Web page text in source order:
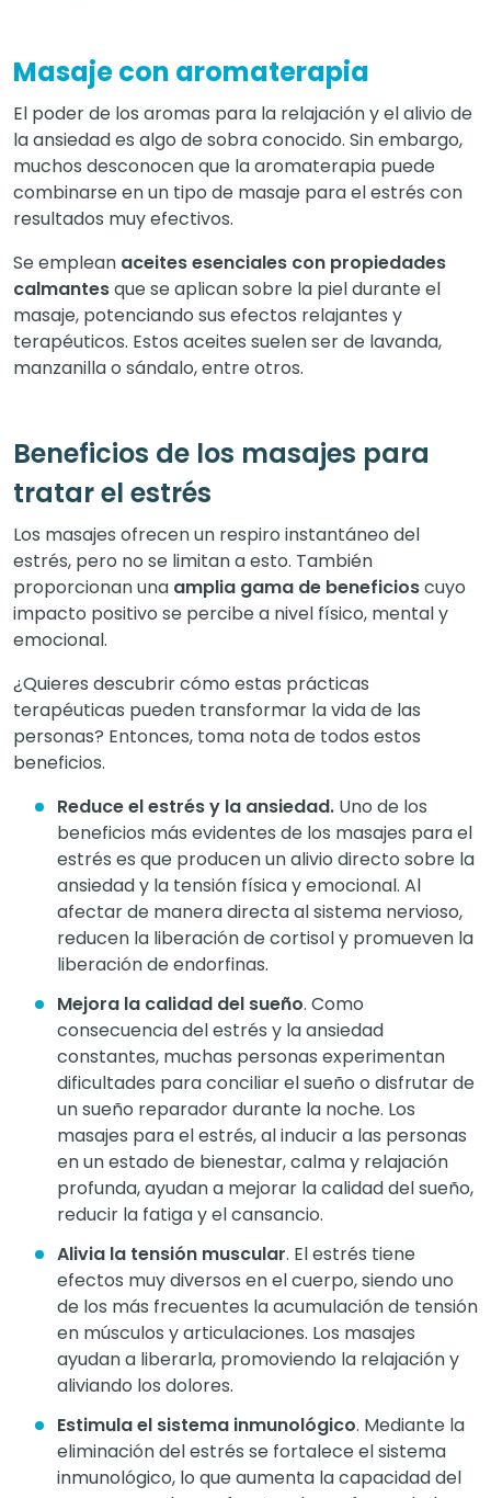
Masaje con aromaterapia
El poder de los aromas para la relajación y el alivio de
la ansiedad es algo de sobra conocido. Sin embargo,
muchos desconocen que la aromaterapia puede
combinarse en un tipo de masaje para el estrés con
resultados muy efectivos.
Se emplean aceites esenciales con propiedades
calmantesque se aplican sobre la piel durante el
masaje, potenciando sus efectos relajantes y
terapéuticos. Estos aceites suelen ser de lavanda,
manzanilla o sándalo, entre otros.
Beneficios de los masajes para
tratar el estrés
Los masajes ofrecen un respiro instantáneo del
estrés, pero no se limitan a esto. También
proporcionan una amplia gama de beneficioscuyo
impacto positivo se percibe a nivel físico, mental y
emocional.
¿Quieres descubrir cómo estas prácticas
terapéuticas pueden transformar la vida de las
personas? Entonces, toma nota de todos estos
beneficios.
Reduce el estrés y la ansiedad. Uno de los
beneficios más evidentes de los masajes para el
estrés es que producen un alivio directo sobre la
ansiedad y la tensión física y emocional. Al
afectar de manera directa al sistema nervioso,
reducen la liberación de cortisol y promueven la
liberación de endorfinas.
Mejora la calidad del sueño. Como
consecuencia del estrés y la ansiedad
constantes, muchas personas experimentan
dificultades para conciliar el sueño o disfrutar de
un sueño reparador durante la noche. Los
masajes para el estrés, al inducir a las personas
en un estado de bienestar, calma y relajación
profunda, ayudan a mejorar la calidad del sueño,
reducir la fatiga y el cansancio.
Alivia la tensión muscular. El estrés tiene
efectos muy diversos en el cuerpo, siendo uno
de los más frecuentes la acumulación de tensión
en músculos y articulaciones. Los masajes
ayudan a liberarla, promoviendo la relajación y
aliviando los dolores.
Estimula el sistema inmunológico. Mediante la
eliminación del estrés se fortalece el sistema
inmunológico, lo que aumenta la capacidad del